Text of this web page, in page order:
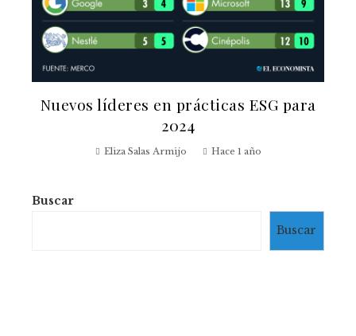
Nuevos líderes en prácticas ESG para
2024
Eliza Salas Armijo Hace 1 año
Buscar
Buscar